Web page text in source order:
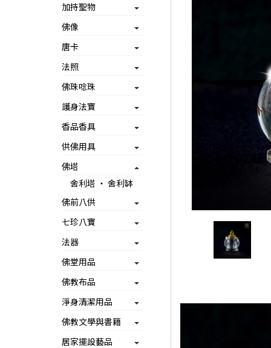
加持聖物
佛像
唐卡
法照
佛珠唸珠
護身法寶
香品香具
供佛用具
佛塔
舍利塔 ‧ 舍利缽
佛前八供
七珍八寶
法器
佛堂用品
佛教布品
淨身清潔用品
佛教文學與書籍
居家擺設藝品